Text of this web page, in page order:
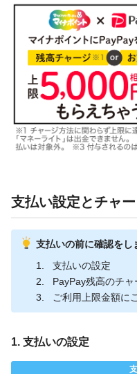
支払い設定とチャ
支払いの前に確認をし
支払いの設定
PayPay残高のチャ
ご利用上限金額に
1. 支払いの設定